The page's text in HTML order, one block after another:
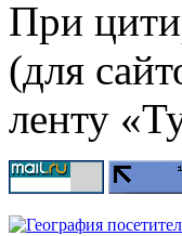
При
(для
ленту